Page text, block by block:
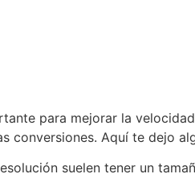
para mejorar la
conversiones. Aquí te dejo
suelen tener un